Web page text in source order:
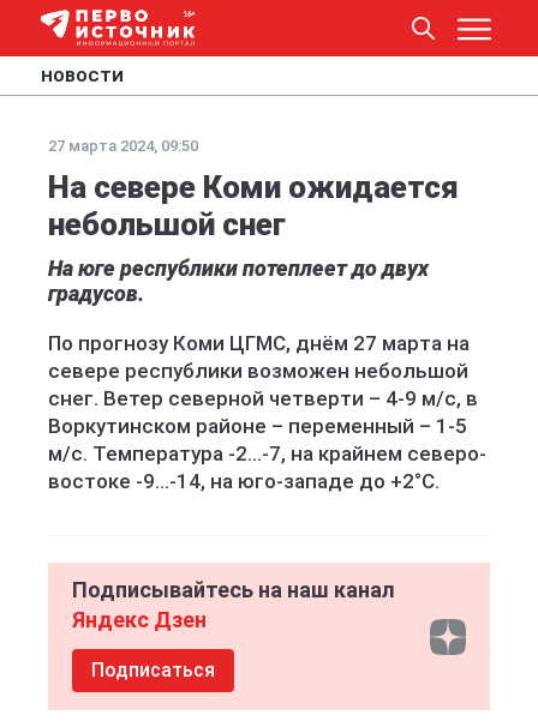
НОВОСТИ
27 марта 2024, 09:50
На севере Коми ожидается
небольшой снег
На юге республики потеплеет до двух
градусов.
По прогнозу Коми ЦГМС, днём 27 марта на
севере республики возможен небольшой
снег. Ветер северной четверти – 4-9 м/с, в
Воркутинском районе – переменный – 1-5
м/с. Температура -2...-7, на крайнем северо-
востоке -9...-14, на юго-западе до +2°С.
Подписывайтесь на наш канал
Яндекс Дзен
Подписаться